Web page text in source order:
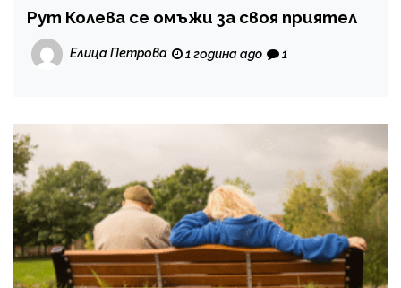
Рут Колева се омъжи за своя приятел
Елица Петрова 1 година ago 1